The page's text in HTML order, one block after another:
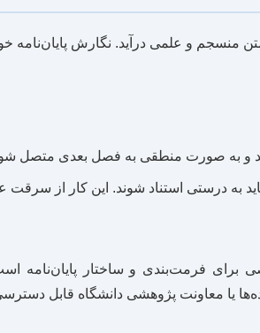
و علمی درآید. نگارش پایان‌نامه
و به صورت منطقی به فصل بعدی متصل
به درستی استناد شوند. این کار از
برای فرمت‌بندی و ساختار
معاونت پژوهشی دانشگاه قابل دسترسی